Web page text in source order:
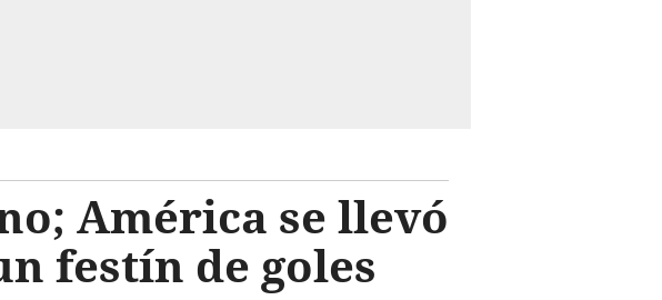
América se llevó
festín de goles